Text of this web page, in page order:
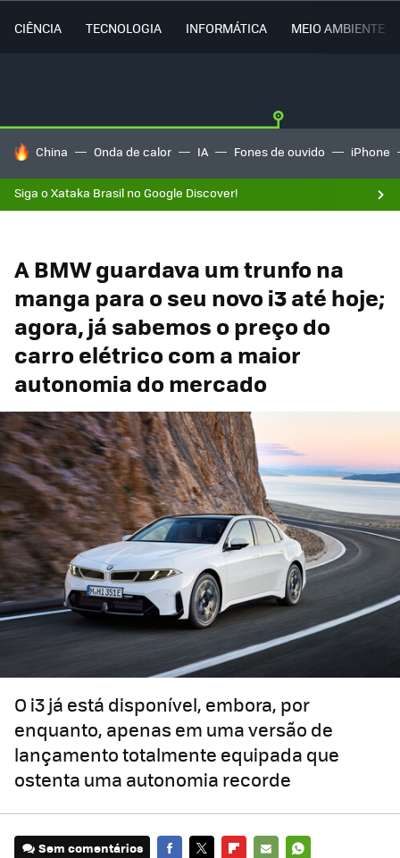
CIÊNCIA TECNOLOGIA INFORMÁTICA MEIO AMBIENTE
TENDÊNCIAS DO DIA
China Onda de calor IA Fones de ouvido iPhone
Siga o Xataka Brasil no Google Discover!
A BMW guardava um trunfo na
manga para o seu novo i3 até hoje;
agora, já sabemos o preço do
carro elétrico com a maior
autonomia do mercado
O i3 já está disponível, embora, por
enquanto, apenas em uma versão de
lançamento totalmente equipada que
ostenta uma autonomia recorde
Sem comentários